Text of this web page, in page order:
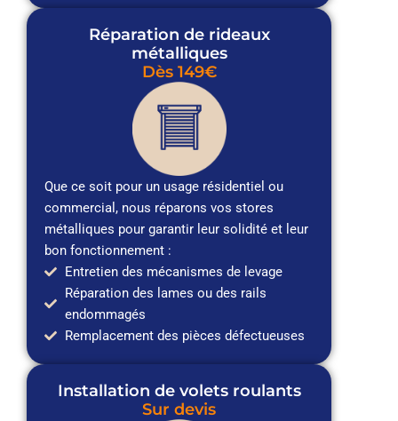
Réparation de rideaux
métalliques
Dès 149€
Que ce soit pour un usage résidentiel ou
commercial, nous réparons vos stores
métalliques pour garantir leur solidité et leur
bon fonctionnement :
Entretien des mécanismes de levage
Réparation des lames ou des rails
endommagés
Remplacement des pièces défectueuses
Installation de volets roulants
Sur devis